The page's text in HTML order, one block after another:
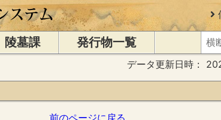
陵墓課 発行物一覧
データ更新日時：
前のページに戻る